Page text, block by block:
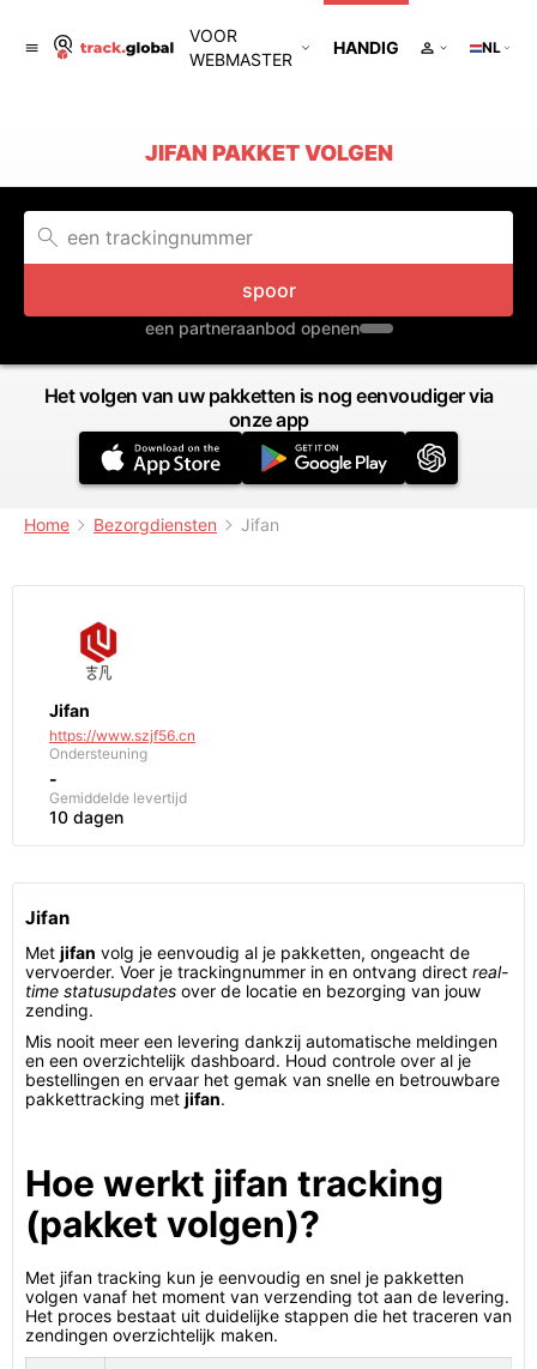
VOOR
WEBMASTER
HANDIG NL
JIFAN PAKKET VOLGEN
spoor
een partneraanbod openen
Het volgen van uw pakketten is nog eenvoudiger via
onze app
Home Bezorgdiensten Jifan
Jifan
https://www.szjf56.cn
Ondersteuning
-
Gemiddelde levertijd
10 dagen
Jifan
Met jifan volg je eenvoudig al je pakketten, ongeacht de
vervoerder. Voer je trackingnummer in en ontvang direct real-
time statusupdates over de locatie en bezorging van jouw
zending.
Mis nooit meer een levering dankzij automatische meldingen
en een overzichtelijk dashboard. Houd controle over al je
bestellingen en ervaar het gemak van snelle en betrouwbare
pakkettracking met jifan.
Hoe werkt jifan tracking
(pakket volgen)?
Met jifan tracking kun je eenvoudig en snel je pakketten
volgen vanaf het moment van verzending tot aan de levering.
Het proces bestaat uit duidelijke stappen die het traceren van
zendingen overzichtelijk maken.